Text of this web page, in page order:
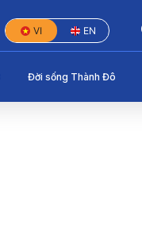
VI EN
Đời sống Thành Đô